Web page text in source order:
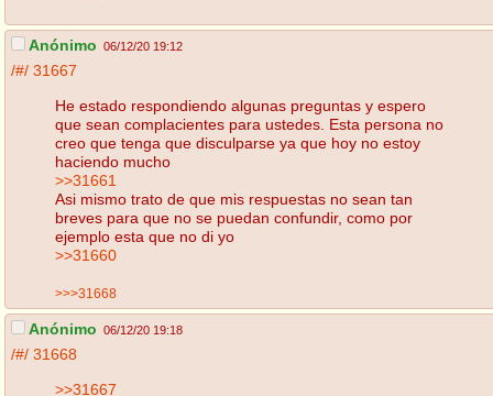
Anónimo 06/12/20 19:12
/#/ 31667
He estado respondiendo algunas preguntas y espero
que sean complacientes para ustedes. Esta persona no
creo que tenga que disculparse ya que hoy no estoy
haciendo mucho
>>31661
Asi mismo trato de que mis respuestas no sean tan
breves para que no se puedan confundir, como por
ejemplo esta que no di yo
>>31660
>>>31668
Anónimo 06/12/20 19:18
/#/ 31668
>>31667